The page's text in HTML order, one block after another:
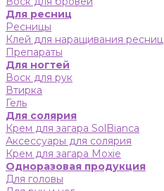
Для ресниц
Ресницы
Клей для наращивания ресниц
Препараты
Для ногтей
Воск для рук
Втирка
Гель
Для солярия
Крем для загара SolBianca
Аксессуары для солярия
Крем для загара Moxie
Одноразовая продукция
Для головы